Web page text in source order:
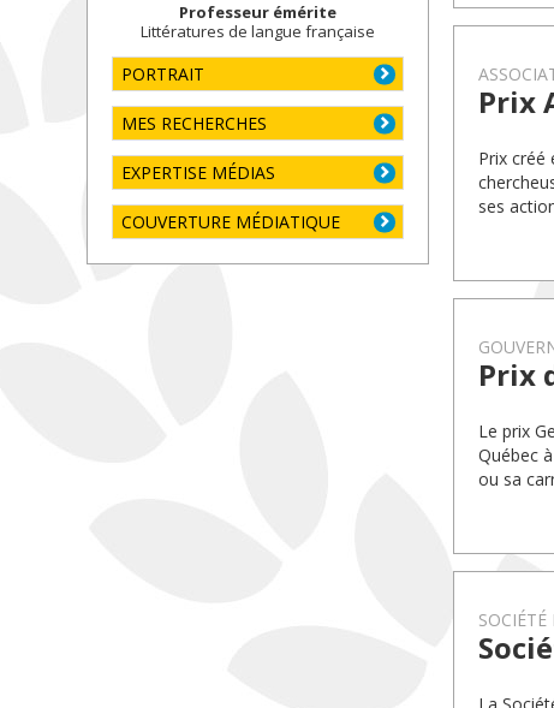
Professeur émérite
Littératures de langue française
PORTRAIT
MES RECHERCHES
EXPERTISE MÉDIAS
COUVERTURE MÉDIATIQUE
Prix
Prix créé
ses
Prix
Le prix
Québec
ou sa